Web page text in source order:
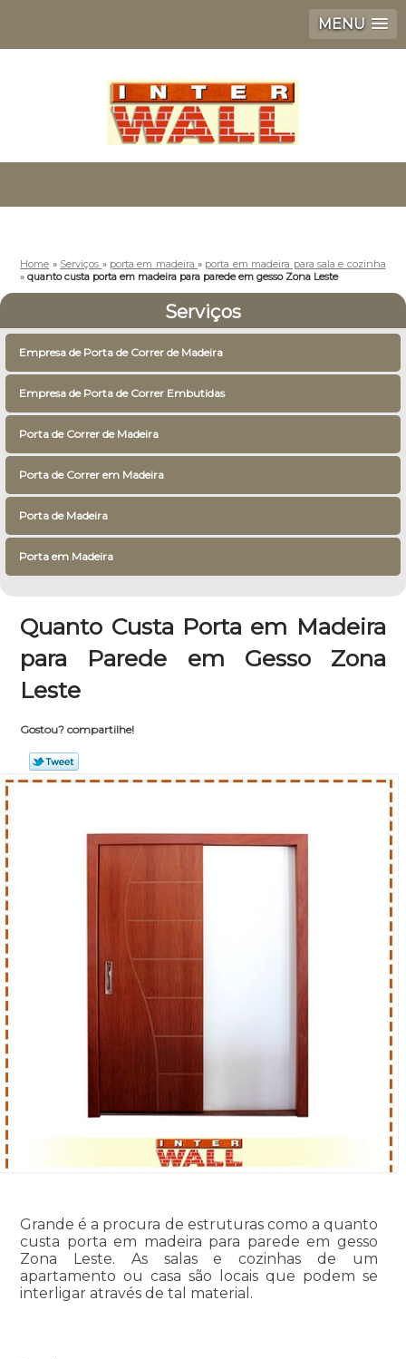
MENU
Home » Serviços » porta em madeira» porta em madeira para sala e cozinha
»quanto custa porta em madeira para parede em gesso Zona Leste
Serviços
Empresa de Porta de Correr de Madeira
Empresa de Porta de Correr Embutidas
Porta de Correr de Madeira
Porta de Correr em Madeira
Porta de Madeira
Porta em Madeira
Quanto Custa Porta em Madeira
para Parede em Gesso Zona
Leste
Gostou? compartilhe!
Grande é a procura de estruturas como a quanto
custa porta em madeira para parede em gesso
Zona Leste. As salas e cozinhas de um
apartamento ou casa são locais que podem se
interligar através de tal material.